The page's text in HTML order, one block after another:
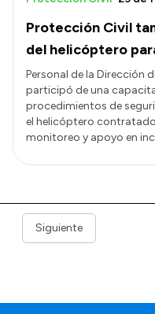
Protección Civil
del helicóptero
Personal de la Dirección
participó de una
procedimientos de
el helicóptero
monitoreo y apoyo en
Siguiente